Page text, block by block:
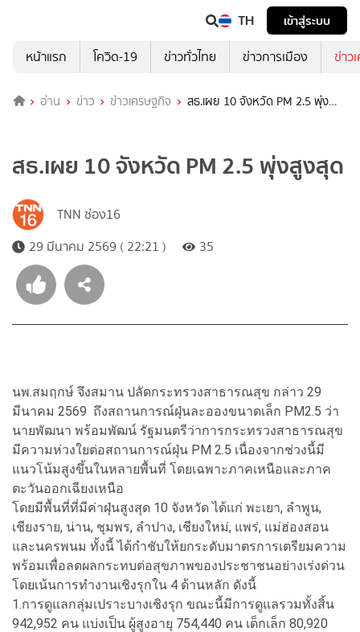
TH
เข้าสู่ระบบ
หน้าแรก
โควิด-19 ข่าวทั่วไทย ข่าวการเมือง ข่าว
อ่าน ข่าว ข่าวเศรษฐกิจ
สธ.เผย 10 จังหวัด PM 2.5 พุ่ง
สธ.เผย 10 จังหวัด PM 2.5 พุ่งสูงสุด
TNN ช่อง16
29 มีนาคม 2569 ( 22:21 )
35
นพ.สมฤกษ์ จึงสมาน ปลัดกระทรวงสาธารณสุข กล่าว 29
มีนาคม 2569 ถึงสถานการณ์ฝุ่นละอองขนาดเล็ก PM2.5 ว่า
นายพัฒนา พร้อมพัฒน์ รัฐมนตรีว่าการกระทรวงสาธารณสุข
มีความห่วงใยต่อสถานการณ์ฝุ่น PM 2.5 เนื่องจากช่วงนี้มี
แนวโน้มสูงขึ้นในหลายพื้นที่ โดยเฉพาะภาคเหนือและภาค
ตะวันออกเฉียงเหนือ
โดยมีพื้นที่ที่มีค่าฝุ่นสูงสุด 10 จังหวัด ได้แก่ พะเยา, ลำพูน,
เชียงราย, น่าน, ชุมพร, ลำปาง, เชียงใหม่, แพร่, แม่ฮ่องสอน
และนครพนม ทั้งนี้ ได้กำชับให้ยกระดับมาตรการเตรียมความ
พร้อมเพื่อลดผลกระทบต่อสุขภาพของประชาชนอย่างเร่งด่วน
โดยเน้นการทำงานเชิงรุกใน 4 ด้านหลัก ดังนี้
1.การดูแลกลุ่มเปราะบางเชิงรุก ขณะนี้มีการดูแลรวมทั้งสิ้น
942,952 คน แบ่งเป็น ผู้สูงอายุ 754,440 คน เด็กเล็ก 80,920